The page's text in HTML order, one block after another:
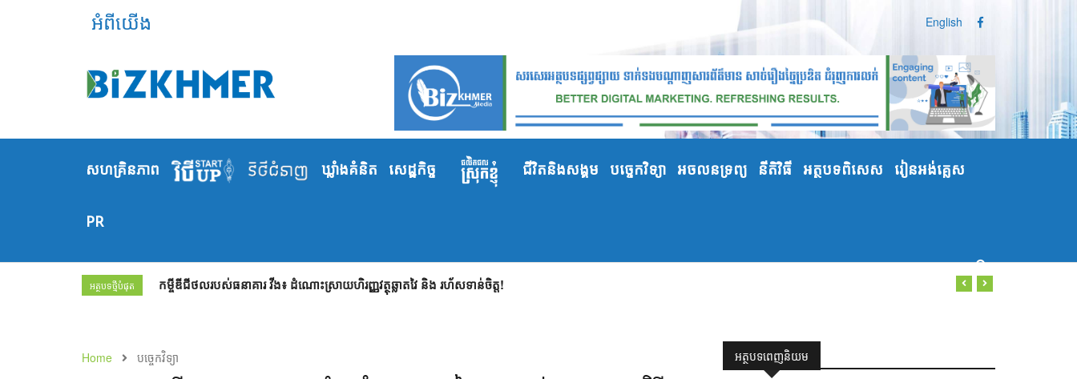
អំពីយើង English
សហគ្រិនភាព ឃ្លាំង​គំនិត សេដ្ឋកិច្ច ជីវិតនិងសង្គម បច្ចេកវិទ្យា អចលនទ្រព្យ នីតិវិធី អត្ថបទពិសេស រៀនអង់គ្លេស
PR
អត្ថបទថ្មីបំផុត កម្ចីឌីជីថលរបស់ធនាគារ វីង៖ ដំណោះស្រាយហិរញ្ញវត្ថុឆ្លាតវៃ និង រហ័សទាន់ចិត្ត!
Home បច្ចេកវិទ្យា អត្ថបទពេញនិយម